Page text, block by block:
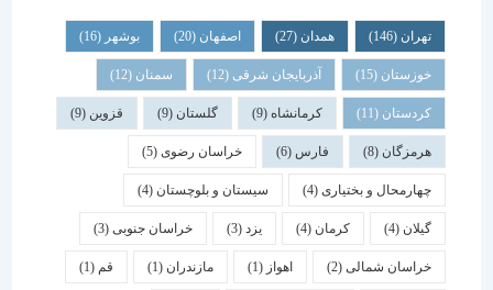
همدان اصفهان (20) بوشهر
خوزستان(15) آذربایجان شرقی(12) سمنان (12)
کردستان(11) کرمانشاه(9) گلستان (9) قزوین
هرمزگان(8) فارس خراسان رضوی(5)
چهارمحال و بختیاری (4) سیستان و بلوچستان(4)
کرمان یزد خراسان جنوبی(3)
خراسان شمالی(2) اهواز مازندران(1) قم